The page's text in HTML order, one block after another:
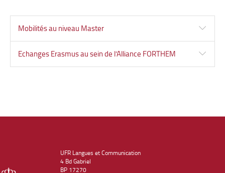
Mobilités au niveau Master
Echanges Erasmus au sein de l’Alliance FORTHEM
UFR Langues et Communication
4 Bd Gabriel
BP 17270